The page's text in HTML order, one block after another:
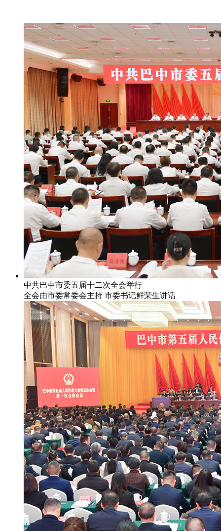
中共巴中市委五届十二次全会举行
全会由市委常委会主持 市委书记鲜荣生讲话